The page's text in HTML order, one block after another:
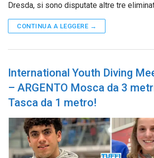
Dresda, si sono disputate altre tre
CONTINUA A LEGGERE →
International Youth Diving
– ARGENTO Mosca da 3
Tasca da 1 metro!